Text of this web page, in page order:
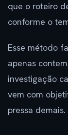
que o roteiro
conforme o
Esse método
apenas
investigação
vem com
pressa demais.